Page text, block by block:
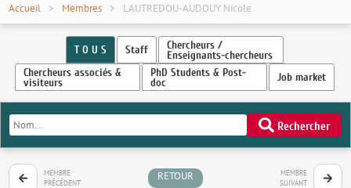
Accueil Membres LAUTREDOU-AUDOUY Nicole
T O U S Staff Chercheurs /
Enseignants-chercheurs
Chercheurs associés &
visiteurs
PhD Students & Post-
doc Job market
Rechercher
MEMBRE
PRÉCÉDENT
RETOUR
MEMBRE
SUIVANT